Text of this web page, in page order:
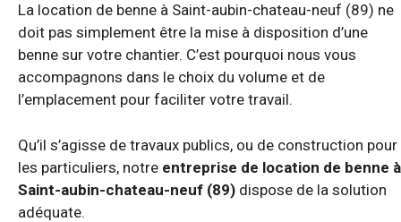
La location de benne à Saint-aubin-chateau-neuf (89) ne
doit pas simplement être la mise à disposition d’une
benne sur votre chantier. C’est pourquoi nous vous
accompagnons dans le choix du volume et de
l’emplacement pour faciliter votre travail.
Qu’il s’agisse de travaux publics, ou de construction pour
les particuliers, notre entreprise de location de benne à
Saint-aubin-chateau-neuf (89) dispose de la solution
adéquate.